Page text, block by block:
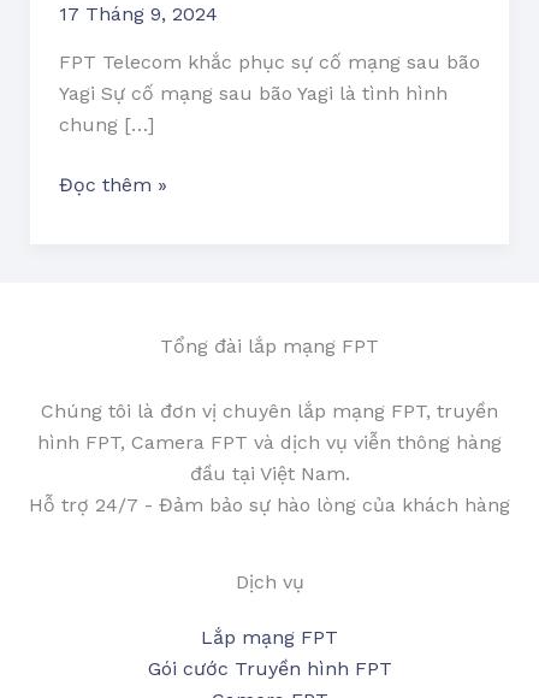
17 Tháng 9, 2024
FPT Telecom khắc phục sự cố mạng sau bão
Yagi Sự cố mạng sau bão Yagi là tình hình
chung […]
Đọc thêm »
Tổng đài lắp mạng FPT
Chúng tôi là đơn vị chuyên lắp mạng FPT, truyền
hình FPT, Camera FPT và dịch vụ viễn thông hàng
đầu tại Việt Nam.
Hỗ trợ 24/7 - Đảm bảo sự hào lòng của khách hàng
Dịch vụ
Lắp mạng FPT
Gói cước Truyền hình FPT